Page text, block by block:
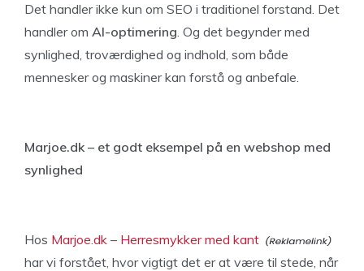
Det handler ikke kun om SEO i traditionel forstand. Det
handler om AI-optimering. Og det begynder med
synlighed, troværdighed og indhold, som både
mennesker og maskiner kan forstå og anbefale.
Marjoe.dk – et godt eksempel på en webshop med
synlighed
Hos Marjoe.dk – Herresmykker med kant
har vi forstået, hvor vigtigt det er at være til stede, når